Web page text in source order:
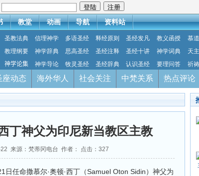
教堂 动画 导航 资料站
圣教法典 信理神学 多语圣经 释经原则 圣经发凡 教义函授 慕
教理纲要 神学辞典 思高圣经 圣经注释 圣经十讲 神学词典 天
神学论集 神学导论 牧灵圣经 圣经辞典 认识圣经 要理问答 祈
座动态 海外华人 社会关注 中梵关系 热点评论
丁神父为印尼新当教区主教
来源：梵蒂冈电台 作者： 点击： 327
日任命撒慕尔·奥顿·西丁（Samuel Oton Sidin）神父为